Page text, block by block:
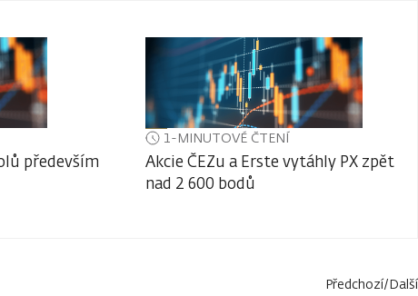
především
1-MINUTOVÉ ČTENÍ
Akcie ČEZu a Erste vytáhly PX zpět
nad 2 600 bodů
Předchozí/Další